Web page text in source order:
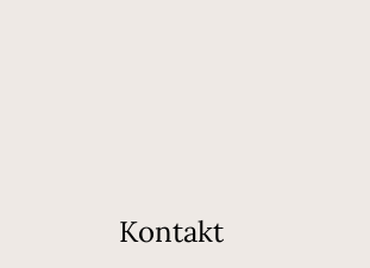
Kontakt